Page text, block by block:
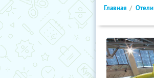
Главная Отели